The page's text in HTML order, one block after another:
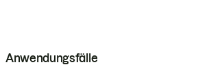
Anwendungsfälle